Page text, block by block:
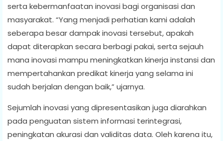
serta kebermanfaatan inovasi bagi organisasi dan
masyarakat. “Yang menjadi perhatian kami adalah
seberapa besar dampak inovasi tersebut, apakah
dapat diterapkan secara berbagi pakai, serta sejauh
mana inovasi mampu meningkatkan kinerja instansi dan
mempertahankan predikat kinerja yang selama ini
sudah berjalan dengan baik,” ujarnya.
Sejumlah inovasi yang dipresentasikan juga diarahkan
pada penguatan sistem informasi terintegrasi,
peningkatan akurasi dan validitas data. Oleh karena itu,